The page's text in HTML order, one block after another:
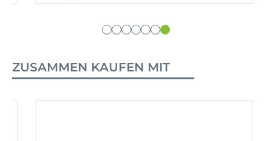
ZUSAMMEN KAUFEN MIT